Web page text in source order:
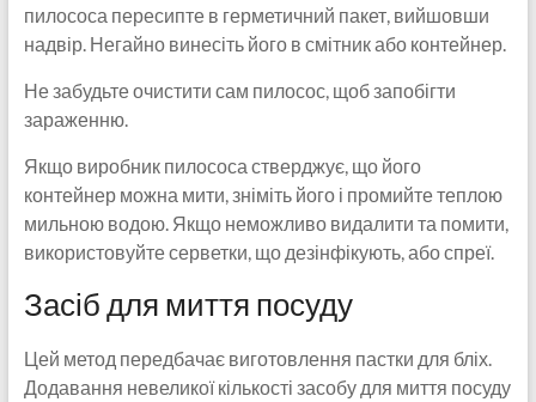
пилососа пересипте в герметичний пакет, вийшовши
надвір. Негайно винесіть його в смітник або контейнер.
Не забудьте очистити сам пилосос, щоб запобігти
зараженню.
Якщо виробник пилососа стверджує, що його
контейнер можна мити, зніміть його і промийте теплою
мильною водою. Якщо неможливо видалити та помити,
використовуйте серветки, що дезінфікують, або спреї.
Засіб для миття посуду
Цей метод передбачає виготовлення пастки для бліх.
Додавання невеликої кількості засобу для миття посуду